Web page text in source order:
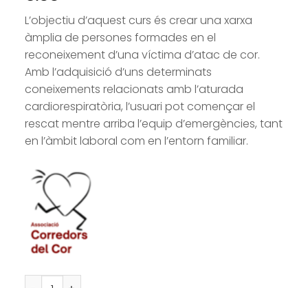
L’objectiu d’aquest curs és crear una xarxa
àmplia de persones formades en el
reconeixement d’una víctima d’atac de cor.
Amb l’adquisició d’uns determinats
coneixements relacionats amb l’aturada
cardiorespiratòria, l’usuari pot començar el
rescat mentre arriba l’equip d’emergències, tant
en l’àmbit laboral com en l’entorn familiar.
quantitat de Formació TicTacDEA (Online)